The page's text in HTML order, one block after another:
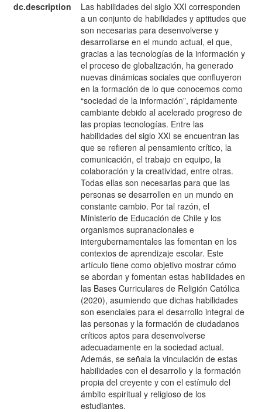
dc.description
Las habilidades del siglo XXI corresponden
a un conjunto de habilidades y aptitudes que
son necesarias para desenvolverse y
desarrollarse en el mundo actual, el que,
gracias a las tecnologías de la información y
el proceso de globalización, ha generado
nuevas dinámicas sociales que confluyeron
en la formación de lo que conocemos como
“sociedad de la información”, rápidamente
cambiante debido al acelerado progreso de
las propias tecnologías. Entre las
habilidades del siglo XXI se encuentran las
que se refieren al pensamiento crítico, la
comunicación, el trabajo en equipo, la
colaboración y la creatividad, entre otras.
Todas ellas son necesarias para que las
personas se desarrollen en un mundo en
constante cambio. Por tal razón, el
Ministerio de Educación de Chile y los
organismos supranacionales e
intergubernamentales las fomentan en los
contextos de aprendizaje escolar. Este
artículo tiene como objetivo mostrar cómo
se abordan y fomentan estas habilidades en
las Bases Curriculares de Religión Católica
(2020), asumiendo que dichas habilidades
son esenciales para el desarrollo integral de
las personas y la formación de ciudadanos
críticos aptos para desenvolverse
adecuadamente en la sociedad actual.
Además, se señala la vinculación de estas
habilidades con el desarrollo y la formación
propia del creyente y con el estímulo del
ámbito espiritual y religioso de los
estudiantes.